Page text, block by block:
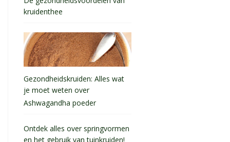
kruidenthee
Gezondheidskruiden: Alles wat
je moet weten over
Ashwagandha poeder
Ontdek alles over springvormen